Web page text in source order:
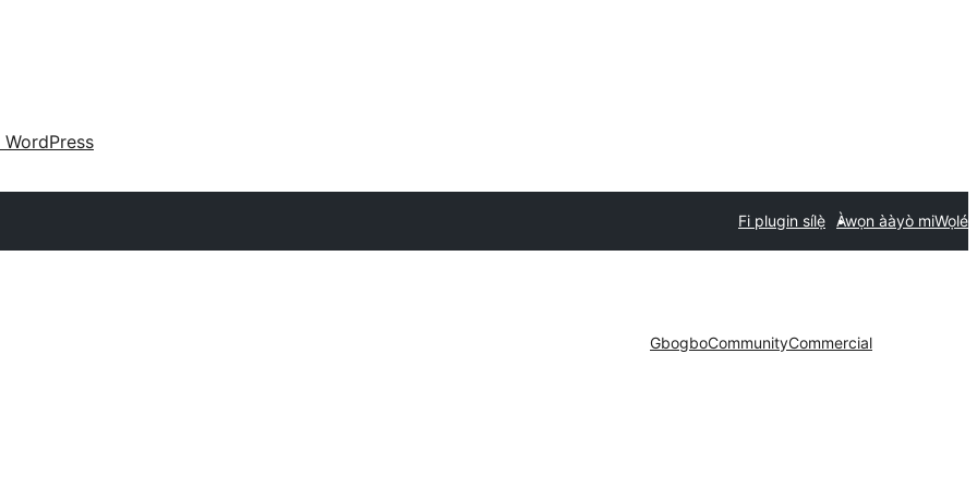
WordPress
Fi plugin sílẹ̀ Àwọn ààyò miWọlé
GbogboCommunityCommercial